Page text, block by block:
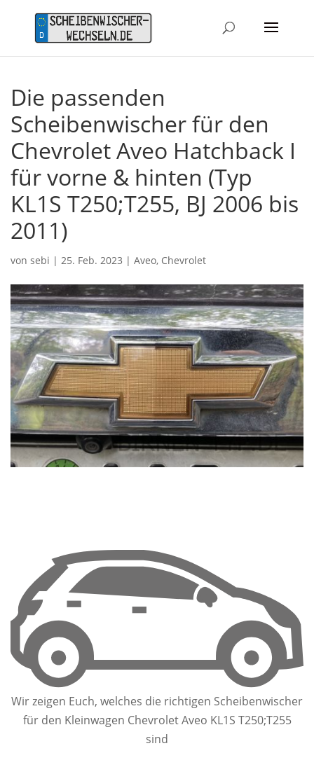
Die passenden
Scheibenwischer für den
Chevrolet Aveo Hatchback I
für vorne & hinten (Typ
KL1S T250;T255, BJ 2006 bis
2011)
von sebi | 25. Feb. 2023 | Aveo, Chevrolet
Wir zeigen Euch, welches die richtigen Scheibenwischer
für den Kleinwagen Chevrolet Aveo KL1S T250;T255
sind